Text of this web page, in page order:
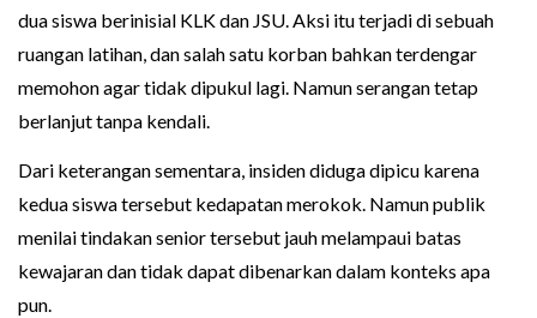
dua siswa berinisial KLK dan JSU. Aksi itu terjadi di sebuah
ruangan latihan, dan salah satu korban bahkan terdengar
memohon agar tidak dipukul lagi. Namun serangan tetap
berlanjut tanpa kendali.
Dari keterangan sementara, insiden diduga dipicu karena
kedua siswa tersebut kedapatan merokok. Namun publik
menilai tindakan senior tersebut jauh melampaui batas
kewajaran dan tidak dapat dibenarkan dalam konteks apa
pun.